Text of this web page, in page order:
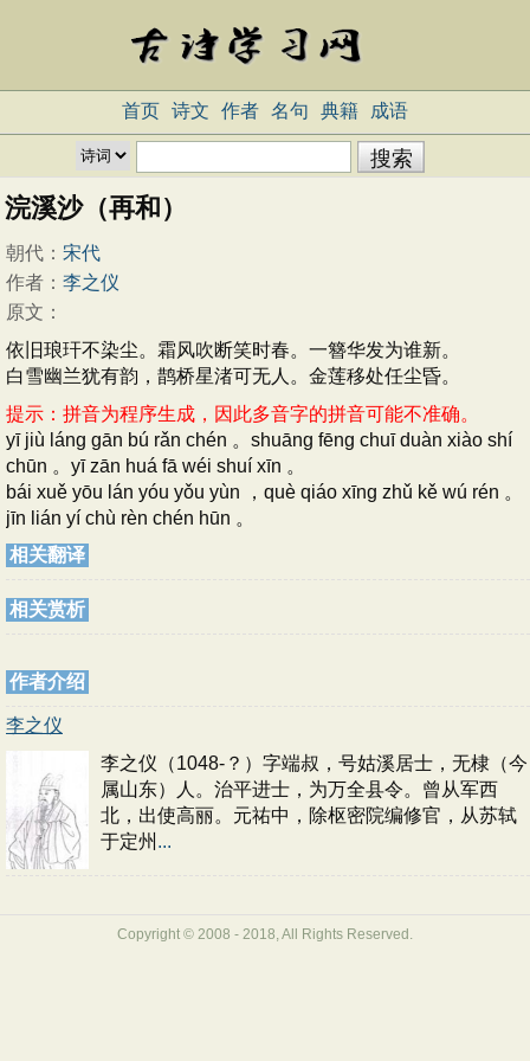
首页 诗文 作者 名句 典籍 成语
浣溪沙（再和）
朝代： 宋代
作者： 李之仪
原文：
依旧琅玕不染尘。霜风吹断笑时春。一簪华发为谁新。
白雪幽兰犹有韵，鹊桥星渚可无人。金莲移处任尘昏。
提示：拼音为程序生成，因此多音字的拼音可能不准确。
yī jiù láng gān bú rǎn chén 。shuāng fēng chuī duàn xiào shí
chūn 。yī zān huá fā wéi shuí xīn 。
bái xuě yōu lán yóu yǒu yùn ，què qiáo xīng zhǔ kě wú rén 。
jīn lián yí chù rèn chén hūn 。
相关翻译
相关赏析
作者介绍
李之仪
李之仪（1048-？）字端叔，号姑溪居士，无棣（今
属山东）人。治平进士，为万全县令。曾从军西
北，出使高丽。元祐中，除枢密院编修官，从苏轼
于定州 ...
Copyright © 2008 - 2018, All Rights Reserved.